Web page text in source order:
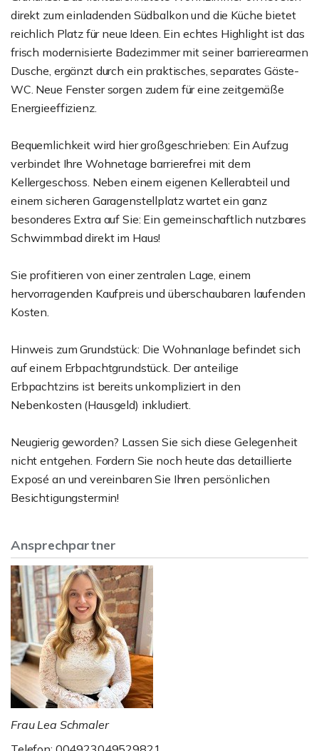
direkt zum einladenden Südbalkon und die Küche bietet
reichlich Platz für neue Ideen. Ein echtes Highlight ist das
frisch modernisierte Badezimmer mit seiner barrierearmen
Dusche, ergänzt durch ein praktisches, separates Gäste-
WC. Neue Fenster sorgen zudem für eine zeitgemäße
Energieeffizienz.
Bequemlichkeit wird hier großgeschrieben: Ein Aufzug
verbindet Ihre Wohnetage barrierefrei mit dem
Kellergeschoss. Neben einem eigenen Kellerabteil und
einem sicheren Garagenstellplatz wartet ein ganz
besonderes Extra auf Sie: Ein gemeinschaftlich nutzbares
Schwimmbad direkt im Haus!
Sie profitieren von einer zentralen Lage, einem
hervorragenden Kaufpreis und überschaubaren laufenden
Kosten.
Hinweis zum Grundstück: Die Wohnanlage befindet sich
auf einem Erbpachtgrundstück. Der anteilige
Erbpachtzins ist bereits unkompliziert in den
Nebenkosten (Hausgeld) inkludiert.
Neugierig geworden? Lassen Sie sich diese Gelegenheit
nicht entgehen. Fordern Sie noch heute das detaillierte
Exposé an und vereinbaren Sie Ihren persönlichen
Besichtigungstermin!
Ansprechpartner
Frau Lea Schmaler